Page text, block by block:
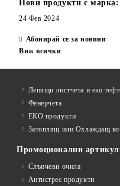
Нови продукти с
24 Фев 2024
Абонирай се за новини
Виж всички
Лепящи листчета и еко
Фенерчета
ЕКО продукти
Затоплящ или Охлаждащ
Промоционални
Слънчеви очила
Антистрес продукти